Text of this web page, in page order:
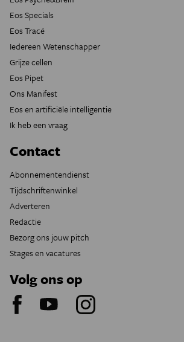
Eos Specials
Eos Tracé
Iedereen Wetenschapper
Grijze cellen
Eos Pipet
Ons Manifest
Eos en artificiële intelligentie
Ik heb een vraag
Contact
Abonnementendienst
Tijdschriftenwinkel
Adverteren
Redactie
Bezorg ons jouw pitch
Stages en vacatures
Volg ons op